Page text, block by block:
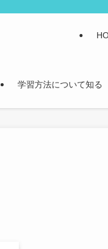
学習方法について知る